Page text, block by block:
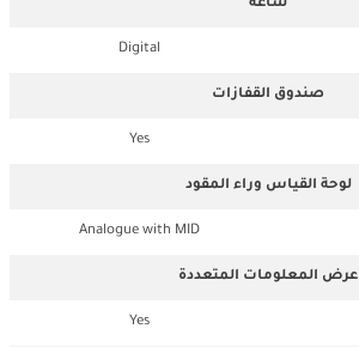
ساعة
Digital
صندوق القفازات
Yes
لوحة القياس وراء المقود
Analogue with MID
عرض المعلومات المتعددة
Yes